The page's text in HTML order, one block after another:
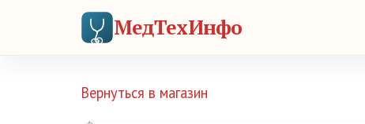
МедТехИнфо
Вернуться в магазин